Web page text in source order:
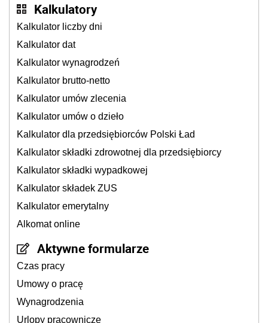
Kalkulatory
Kalkulator liczby dni
Kalkulator dat
Kalkulator wynagrodzeń
Kalkulator brutto-netto
Kalkulator umów zlecenia
Kalkulator umów o dzieło
Kalkulator dla przedsiębiorców Polski Ład
Kalkulator składki zdrowotnej dla przedsiębiorcy
Kalkulator składki wypadkowej
Kalkulator składek ZUS
Kalkulator emerytalny
Alkomat online
Aktywne formularze
Czas pracy
Umowy o pracę
Wynagrodzenia
Urlopy pracownicze